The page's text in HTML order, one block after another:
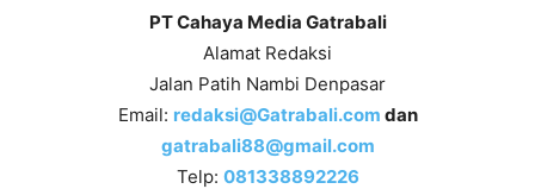
PT Cahaya Media Gatrabali
Alamat Redaksi
Jalan Patih Nambi Denpasar
Email: redaksi@Gatrabali.com dan
gatrabali88@gmail.com
Telp: 081338892226